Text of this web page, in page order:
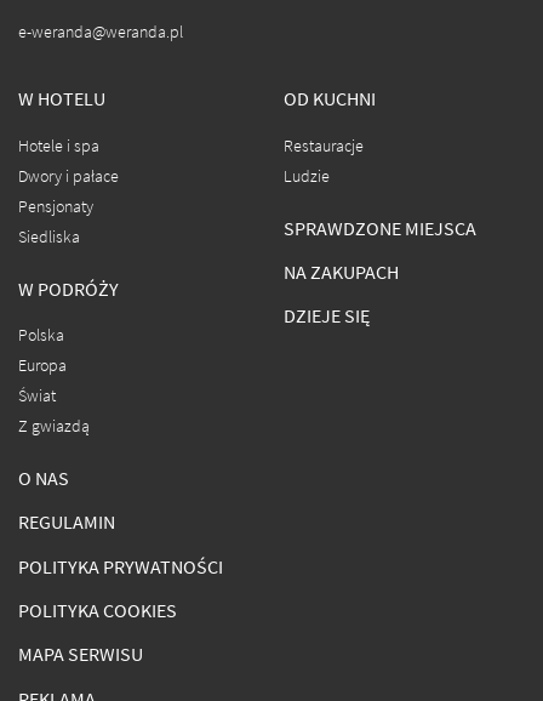
e-weranda@weranda.pl
W HOTELU
Hotele i spa
Dwory i pałace
Pensjonaty
Siedliska
W PODRÓŻY
Polska
Europa
Świat
Z gwiazdą
OD KUCHNI
Restauracje
Ludzie
SPRAWDZONE MIEJSCA
NA ZAKUPACH
DZIEJE SIĘ
O NAS
REGULAMIN
POLITYKA PRYWATNOŚCI
POLITYKA COOKIES
MAPA SERWISU